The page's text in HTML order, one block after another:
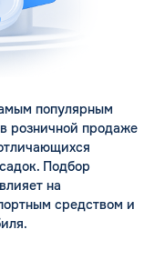
популярным
розничной продаже
Подбор
на
средством и